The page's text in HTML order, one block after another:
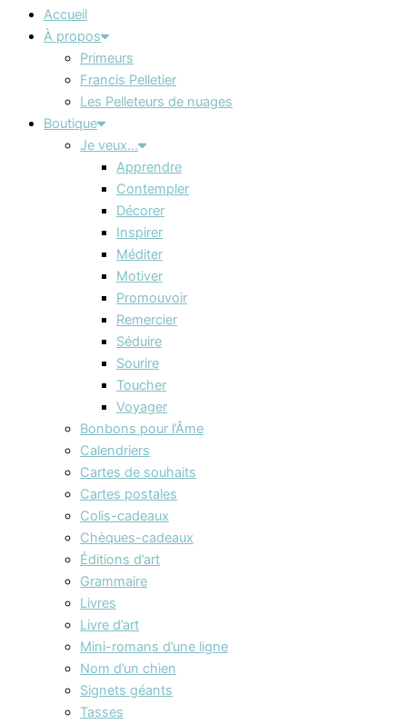
Accueil
À propos
Primeurs
Francis Pelletier
Les Pelleteurs de nuages
Boutique
Je veux…
Apprendre
Contempler
Décorer
Inspirer
Méditer
Motiver
Promouvoir
Remercier
Séduire
Sourire
Toucher
Voyager
Bonbons pour l’Âme
Calendriers
Cartes de souhaits
Cartes postales
Colis-cadeaux
Chèques-cadeaux
Éditions d’art
Grammaire
Livres
Livre d’art
Mini-romans d’une ligne
Nom d’un chien
Signets géants
Tasses